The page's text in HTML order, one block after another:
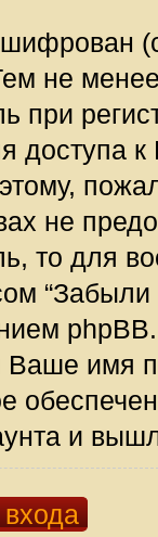
не
при
доступа
не
то для
Ваше имя
и